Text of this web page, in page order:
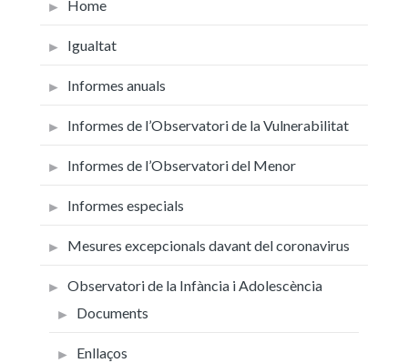
Home
Igualtat
Informes anuals
Informes de l’Observatori de la Vulnerabilitat
Informes de l’Observatori del Menor
Informes especials
Mesures excepcionals davant del coronavirus
Observatori de la Infància i Adolescència
Documents
Enllaços